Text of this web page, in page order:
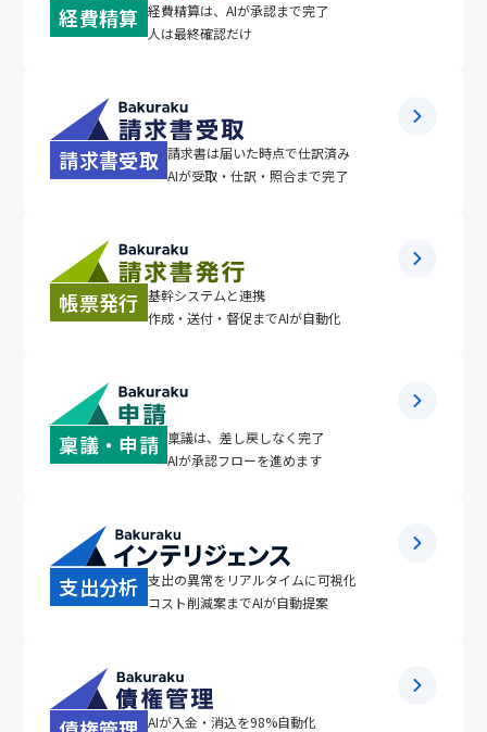
経費精算 経費精算は、AIが承認まで完了
人は最終確認だけ
請求書受取 請求書は届いた時点で仕訳済み
AIが受取・仕訳・照合まで完了
帳票発行 基幹システムと連携
作成・送付・督促までAIが自動化
稟議・申請 稟議は、差し戻しなく完了
AIが承認フローを進めます
支出分析 支出の異常をリアルタイムに可視化
コスト削減案までAIが自動提案
AIが入金・消込を98%自動化